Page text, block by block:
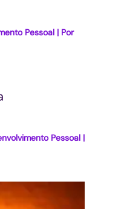
Pessoal | Por
Pessoal |